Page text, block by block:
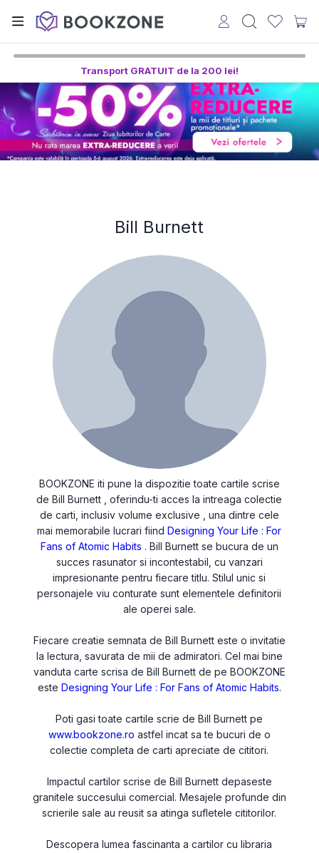
Transport GRATUIT de la 200 lei!
Bill Burnett
BOOKZONE iti pune la dispozitie toate cartile scrise
de Bill Burnett , oferindu-ti acces la intreaga colectie
de carti, inclusiv volume exclusive , una dintre cele
mai memorabile lucrari fiindDesigning Your Life : For
Fans of Atomic Habits . Bill Burnett se bucura de un
succes rasunator si incontestabil, cu vanzari
impresionante pentru fiecare titlu. Stilul unic si
personajele viu conturate sunt elementele definitorii
ale operei sale.
Fiecare creatie semnata de Bill Burnett este o invitatie
la lectura, savurata de mii de admiratori. Cel mai bine
vanduta carte scrisa de Bill Burnett de pe BOOKZONE
este Designing Your Life : For Fans of Atomic Habits.
Poti gasi toate cartile scrie de Bill Burnett pe
www.bookzone.ro astfel incat sa te bucuri de o
colectie completa de carti apreciate de cititori.
Impactul cartilor scrise de Bill Burnett depaseste
granitele succesului comercial. Mesajele profunde din
scrierile sale au reusit sa atinga sufletele cititorilor.
Descopera lumea fascinanta a cartilor cu libraria